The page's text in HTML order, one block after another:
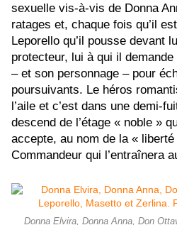
sexuelle vis-à-vis de Donna
ratages et, chaque fois qu’il
Leporello qu’il pousse devant
protecteur, lui à qui il demande
– et son personnage – pour
poursuivants. Le héros
l’aile et c’est dans une demi-
descend de l’étage « noble »
accepte, au nom de la «
Commandeur qui l’entraînera
Donna Elvira, Donna Anna, Don